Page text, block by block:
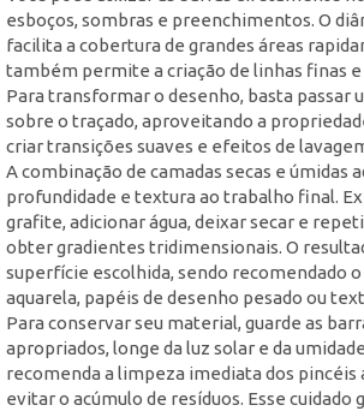
esboços, sombras e preenchimentos. O
facilita a cobertura de grandes áreas
também permite a criação de linhas finas
Para transformar o desenho, basta passar
sobre o traçado, aproveitando a
criar transições suaves e efeitos de
A combinação de camadas secas e úmidas
profundidade e textura ao trabalho final.
grafite, adicionar água, deixar secar e
obter gradientes tridimensionais. O
superfície escolhida, sendo recomendado
aquarela, papéis de desenho pesado ou
Para conservar seu material, guarde as
apropriados, longe da luz solar e da
recomenda a limpeza imediata dos pincéis
evitar o acúmulo de resíduos. Esse cuidado